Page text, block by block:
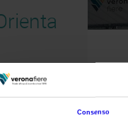
Consenso